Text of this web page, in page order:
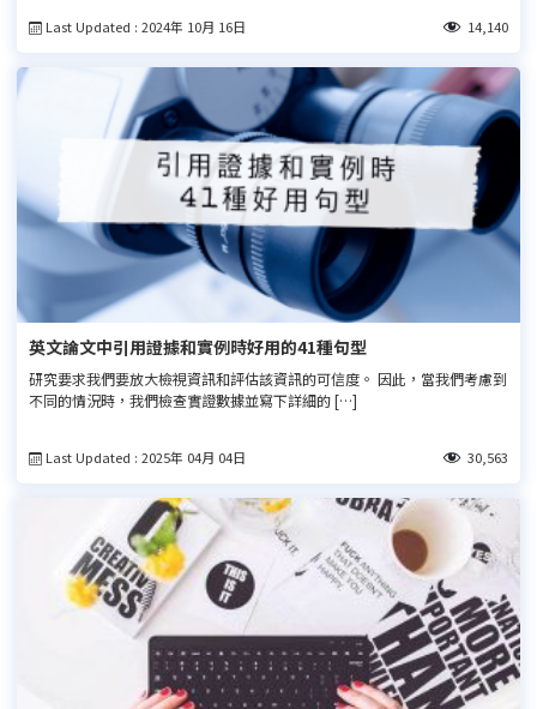
Last Updated : 2024年 10月 16日 14,140
英文論文中引用證據和實例時好用的41種句型
研究要求我們要放大檢視資訊和評估該資訊的可信度。 因此，當我們考慮到
不同的情況時，我們檢查實證數據並寫下詳細的 […]
Last Updated : 2025年 04月 04日 30,563